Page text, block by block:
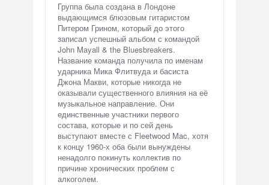
Группа была создана в Лондоне
выдающимся блюзовым гитаристом
Питером Грином, который до этого
записал успешный альбом с командой
John Mayall & the Bluesbreakers.
Название команда получила по именам
ударника Мика Флитвуда и басиста
Джона Макви, которые никогда не
оказывали существенного влияния на её
музыкальное направление. Они
единственные участники первого
состава, которые и по сей день
выступают вместе с Fleetwood Mac, хотя
к концу 1960-х оба были вынуждены
ненадолго покинуть коллектив по
причине хронических проблем с
алкоголем.